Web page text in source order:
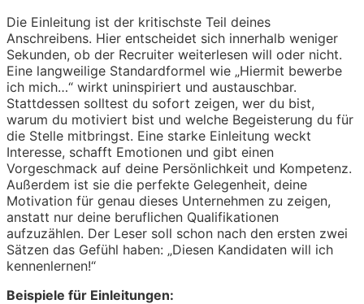
Die Einleitung ist der kritischste Teil deines
Anschreibens. Hier entscheidet sich innerhalb weniger
Sekunden, ob der Recruiter weiterlesen will oder nicht.
Eine langweilige Standardformel wie „Hiermit bewerbe
ich mich…“ wirkt uninspiriert und austauschbar.
Stattdessen solltest du sofort zeigen, wer du bist,
warum du motiviert bist und welche Begeisterung du für
die Stelle mitbringst. Eine starke Einleitung weckt
Interesse, schafft Emotionen und gibt einen
Vorgeschmack auf deine Persönlichkeit und Kompetenz.
Außerdem ist sie die perfekte Gelegenheit, deine
Motivation für genau dieses Unternehmen zu zeigen,
anstatt nur deine beruflichen Qualifikationen
aufzuzählen. Der Leser soll schon nach den ersten zwei
Sätzen das Gefühl haben: „Diesen Kandidaten will ich
kennenlernen!“
Beispiele für Einleitungen: